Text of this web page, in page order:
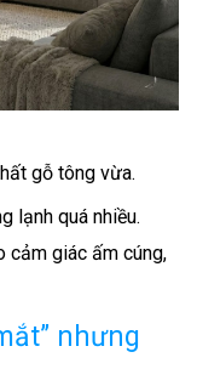
gỗ tông vừa.
lạnh quá nhiều.
cảm giác ấm cúng,
nhưng